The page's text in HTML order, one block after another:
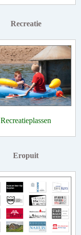
Recreatie
Recreatieplassen
Eropuit